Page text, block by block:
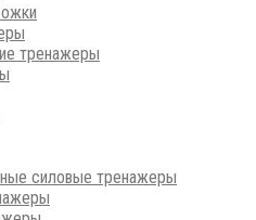
тренажеры
силовые тренажеры